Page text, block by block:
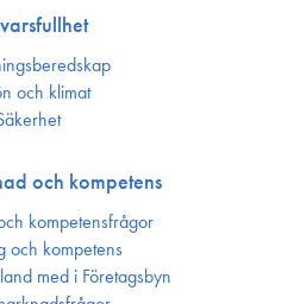
och klimat
och kompetens
kompetens­frågor
och kompetens
med i Företagsbyn